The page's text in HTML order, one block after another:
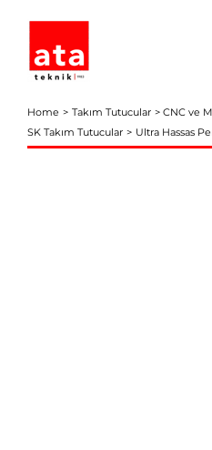
content
Home Takım Tutucular
CNC ve
SK Takım Tutucular
Ultra Hassas